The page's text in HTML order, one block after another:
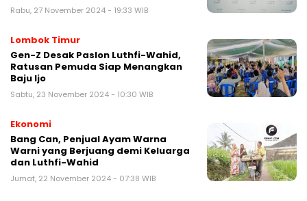
Rabu, 27 November 2024 - 19:33 WIB
Lombok Timur
Gen-Z Desak Paslon Luthfi-Wahid,
Ratusan Pemuda Siap Menangkan
Baju Ijo
Sabtu, 23 November 2024 - 10:30 WIB
Ekonomi
Bang Can, Penjual Ayam Warna
Warni yang Berjuang demi Keluarga
dan Luthfi-Wahid
Jumat, 22 November 2024 - 07:38 WIB